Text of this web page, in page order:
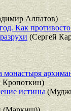
Алпатов)
Как
(Сергей
монастыря
Кропоткин)
истины